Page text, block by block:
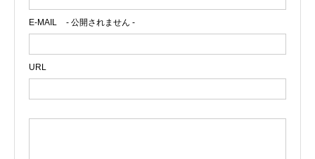
E-MAIL - 公開されません -
URL